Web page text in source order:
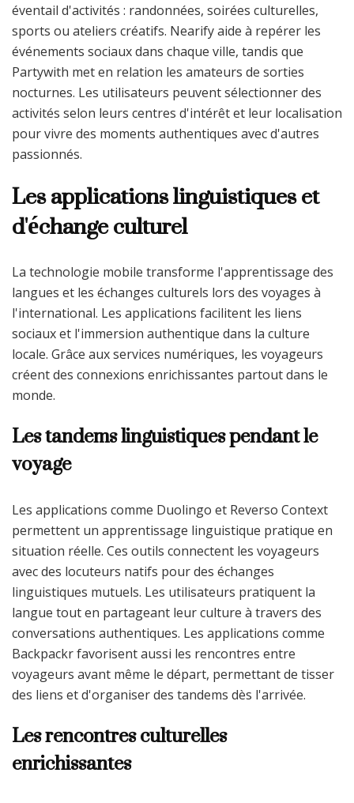
éventail d'activités : randonnées, soirées culturelles,
sports ou ateliers créatifs. Nearify aide à repérer les
événements sociaux dans chaque ville, tandis que
Partywith met en relation les amateurs de sorties
nocturnes. Les utilisateurs peuvent sélectionner des
activités selon leurs centres d'intérêt et leur localisation
pour vivre des moments authentiques avec d'autres
passionnés.
Les applications linguistiques et
d'échange culturel
La technologie mobile transforme l'apprentissage des
langues et les échanges culturels lors des voyages à
l'international. Les applications facilitent les liens
sociaux et l'immersion authentique dans la culture
locale. Grâce aux services numériques, les voyageurs
créent des connexions enrichissantes partout dans le
monde.
Les tandems linguistiques pendant le
voyage
Les applications comme Duolingo et Reverso Context
permettent un apprentissage linguistique pratique en
situation réelle. Ces outils connectent les voyageurs
avec des locuteurs natifs pour des échanges
linguistiques mutuels. Les utilisateurs pratiquent la
langue tout en partageant leur culture à travers des
conversations authentiques. Les applications comme
Backpackr favorisent aussi les rencontres entre
voyageurs avant même le départ, permettant de tisser
des liens et d'organiser des tandems dès l'arrivée.
Les rencontres culturelles
enrichissantes